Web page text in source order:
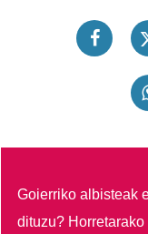
Goierriko albisteak
dituzu?